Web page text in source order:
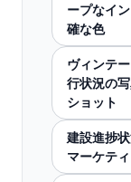
ープなイ
確な色
ヴィンテ
行状況の
ショット
建設進捗
マーケテ